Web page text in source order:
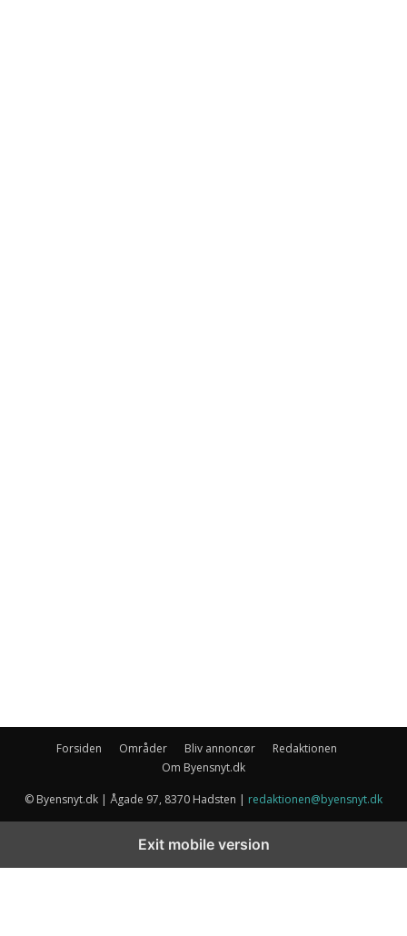
Forsiden Områder Bliv annoncør
Redaktionen
Om Byensnyt.dk
© Byensnyt.dk | Ågade 97, 8370 Hadsten | redaktionen@byensnyt.dk
Exit mobile version